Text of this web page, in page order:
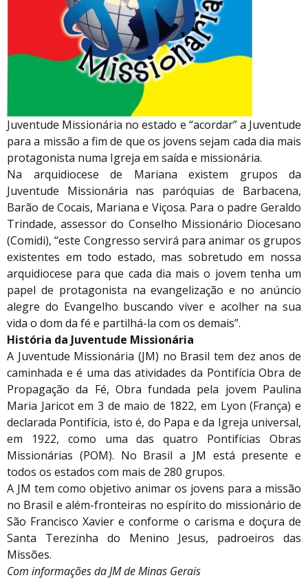
Juventude Missionária no estado e “acordar” a Juventude
para a missão a fim de que os jovens sejam cada dia mais
protagonista numa Igreja em saída e missionária.
Na arquidiocese de Mariana existem grupos da
Juventude Missionária nas paróquias de Barbacena,
Barão de Cocais, Mariana e Viçosa. Para o padre Geraldo
Trindade, assessor do Conselho Missionário Diocesano
(Comidi), “este Congresso servirá para animar os grupos
existentes em todo estado, mas sobretudo em nossa
arquidiocese para que cada dia mais o jovem tenha um
papel de protagonista na evangelização e no anúncio
alegre do Evangelho buscando viver e acolher na sua
vida o dom da fé e partilhá-la com os demais”.
História da Juventude Missionária
A Juventude Missionária (JM) no Brasil tem dez anos de
caminhada e é uma das atividades da Pontifícia Obra de
Propagação da Fé, Obra fundada pela jovem Paulina
Maria Jaricot em 3 de maio de 1822, em Lyon (França) e
declarada Pontifícia, isto é, do Papa e da Igreja universal,
em 1922, como uma das quatro Pontifícias Obras
Missionárias (POM). No Brasil a JM está presente e
todos os estados com mais de 280 grupos.
A JM tem como objetivo animar os jovens para a missão
no Brasil e além-fronteiras no espírito do missionário de
São Francisco Xavier e conforme o carisma e doçura de
Santa Terezinha do Menino Jesus, padroeiros das
Missões.
Com informações da JM de Minas Gerais